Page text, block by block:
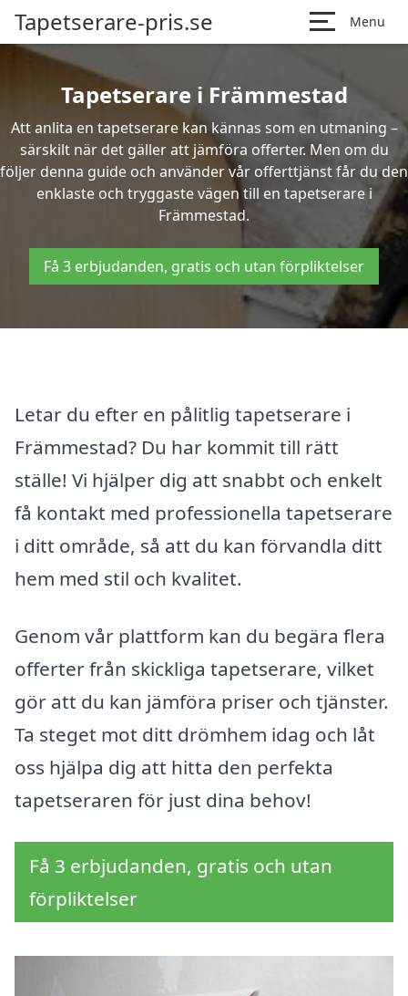
Tapetserare-pris.se Menu
Tapetserare i Främmestad
Att anlita en tapetserare kan kännas som en utmaning –
särskilt när det gäller att jämföra offerter. Men om du
följer denna guide och använder vår offerttjänst får du den
enklaste och tryggaste vägen till en tapetserare i
Främmestad.
Få 3 erbjudanden, gratis och utan förpliktelser
Letar du efter en pålitlig tapetserare i
Främmestad? Du har kommit till rätt
ställe! Vi hjälper dig att snabbt och enkelt
få kontakt med professionella tapetserare
i ditt område, så att du kan förvandla ditt
hem med stil och kvalitet.
Genom vår plattform kan du begära flera
offerter från skickliga tapetserare, vilket
gör att du kan jämföra priser och tjänster.
Ta steget mot ditt drömhem idag och låt
oss hjälpa dig att hitta den perfekta
tapetseraren för just dina behov!
Få 3 erbjudanden, gratis och utan
förpliktelser